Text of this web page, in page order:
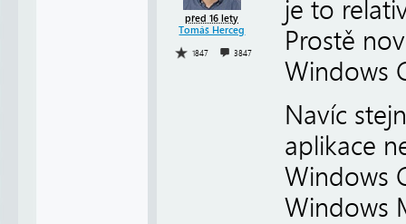
před 16 lety
Tomáš Herceg
1847 3847
je to
Prostě
Windows
Navíc
aplikace
Windows
Windows